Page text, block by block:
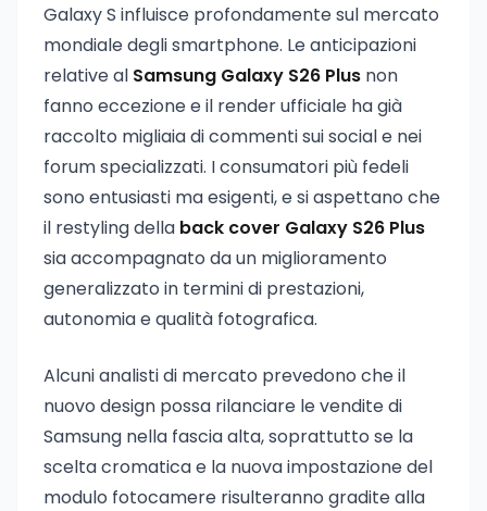
Galaxy S influisce profondamente sul mercato
mondiale degli smartphone. Le anticipazioni
relative al Samsung Galaxy S26 Plus non
fanno eccezione e il render ufficiale ha già
raccolto migliaia di commenti sui social e nei
forum specializzati. I consumatori più fedeli
sono entusiasti ma esigenti, e si aspettano che
il restyling della back cover Galaxy S26 Plus
sia accompagnato da un miglioramento
generalizzato in termini di prestazioni,
autonomia e qualità fotografica.
Alcuni analisti di mercato prevedono che il
nuovo design possa rilanciare le vendite di
Samsung nella fascia alta, soprattutto se la
scelta cromatica e la nuova impostazione del
modulo fotocamere risulteranno gradite alla